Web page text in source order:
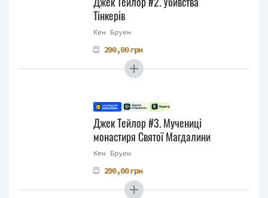
Тінкерів
Кен Бруен
290,00 грн
Джек Тейлор #3. Мучениці
монастиря Святої Магдалини
Кен Бруен
290,00 грн